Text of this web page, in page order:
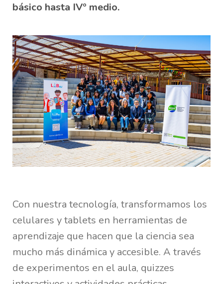
básico hasta IVº medio.
Con nuestra tecnología, transformamos los
celulares y tablets en herramientas de
aprendizaje que hacen que la ciencia sea
mucho más dinámica y accesible. A través
de experimentos en el aula, quizzes